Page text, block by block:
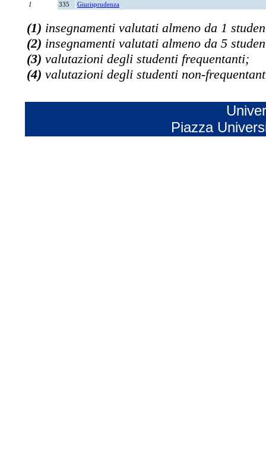
1
335 Giurisprudenza
(1) insegnamenti valutati almeno da 1
(2) insegnamenti valutati almeno da 5
(3) valutazioni degli studenti frequentanti;
(4) valutazioni degli studenti non-
Piazza